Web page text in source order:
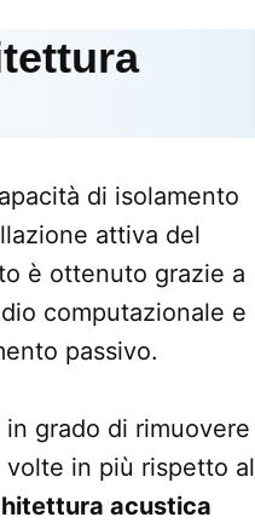
di isolamento
attiva del
è ottenuto grazie a
computazionale e
passivo.
grado di rimuovere
volte in più rispetto al
acustica